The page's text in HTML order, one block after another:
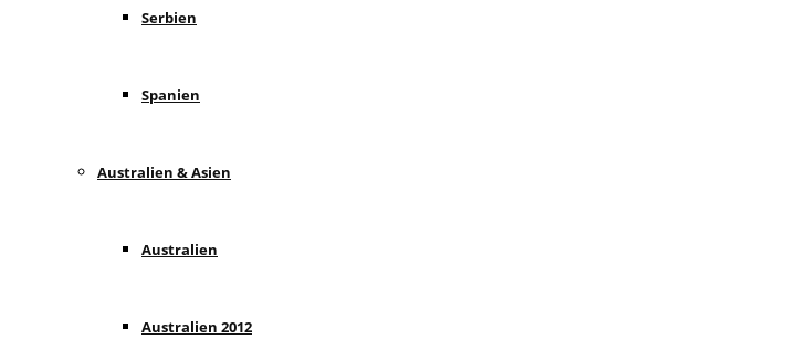
Serbien
Spanien
Australien & Asien
Australien
Australien 2012